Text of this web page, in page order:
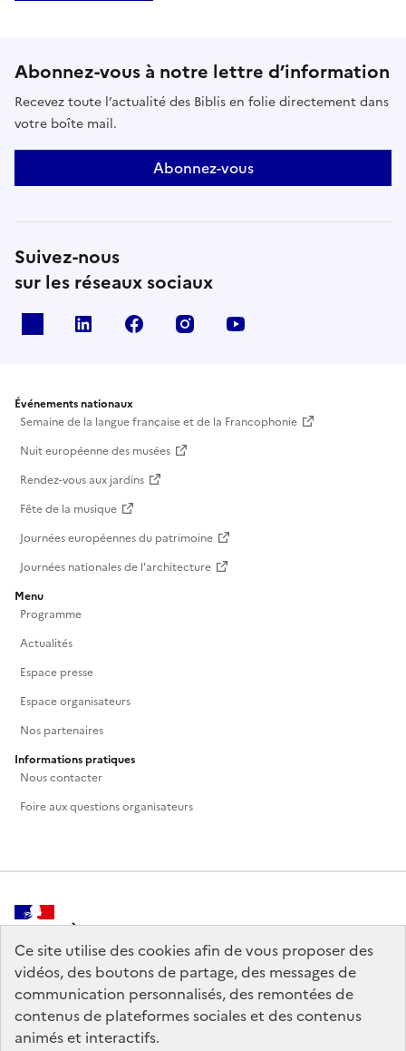
Ce site utilise des cookies afin de vous proposer des
vidéos, des boutons de partage, des messages de
communication personnalisés, des remontées de
contenus de plateformes sociales et des contenus
animés et interactifs.
Abonnez-vous à notre lettre d’information
Recevez toute l’actualité des Biblis en folie directement dans
votre boîte mail.
Abonnez-vous
Suivez-nous
sur les réseaux sociaux
Linkedin Facebook Instagram
Événements nationaux
Semaine de la langue française et de la Francophonie
Nuit européenne des musées
Rendez-vous aux jardins
Fête de la musique
Journées européennes du patrimoine
Journées nationales de l'architecture
Menu
Programme
Actualités
Espace presse
Espace organisateurs
Nos partenaires
Informations pratiques
Nous contacter
Foire aux questions organisateurs
MINISTÈRE
DE LA CULTURE
legifrance.gouv.fr